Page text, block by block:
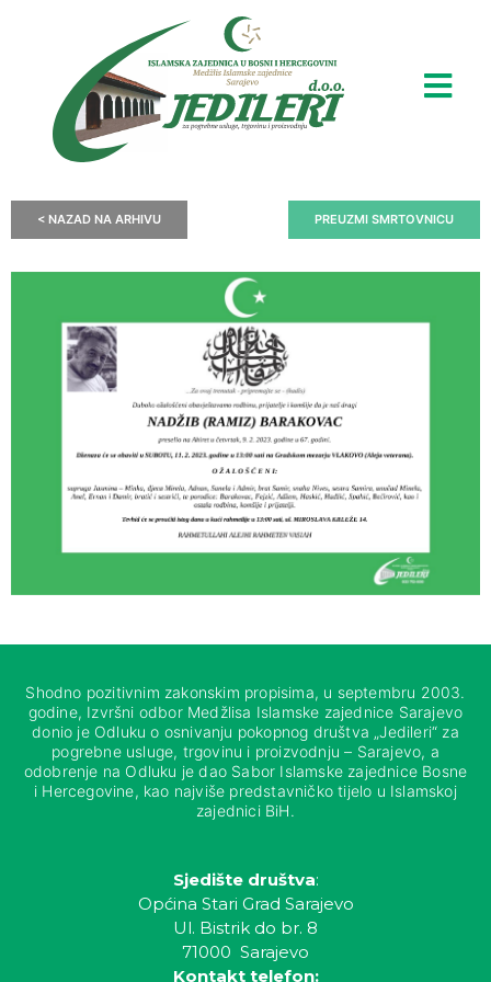
< NAZAD NA ARHIVU PREUZMI SMRTOVNICU
Shodno pozitivnim zakonskim propisima, u septembru 2003.
godine, Izvršni odbor Medžlisa Islamske zajednice Sarajevo
donio je Odluku o osnivanju pokopnog društva „Jedileri“ za
pogrebne usluge, trgovinu i proizvodnju – Sarajevo, a
odobrenje na Odluku je dao Sabor Islamske zajednice Bosne
i Hercegovine, kao najviše predstavničko tijelo u Islamskoj
zajednici BiH.
Sjedište društva:
Općina Stari Grad Sarajevo
Ul. Bistrik do br. 8
71000 Sarajevo
Kontakt telefon: